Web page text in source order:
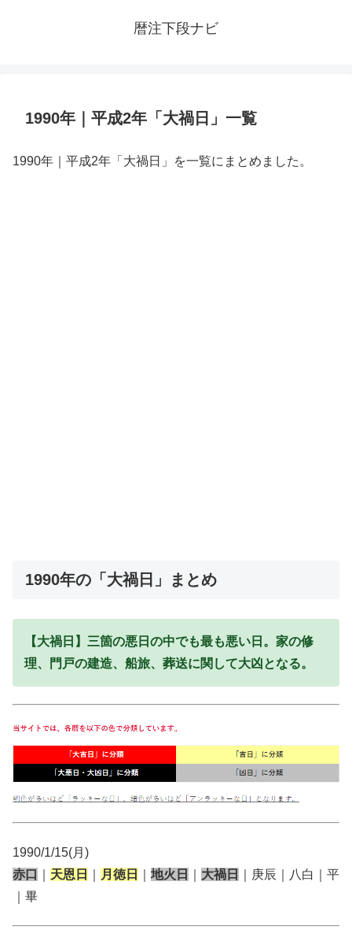
暦注下段ナビ
1990年｜平成2年「大禍日」一覧
1990年｜平成2年「大禍日」を一覧にまとめました。
1990年の「大禍日」まとめ
【大禍日】三箇の悪日の中でも最も悪い日。家の修
理、門戸の建造、船旅、葬送に関して大凶となる。
1990/1/15(月)
赤口
天恩日 月徳日 地火日 大禍日
｜庚辰｜八白｜平
｜畢